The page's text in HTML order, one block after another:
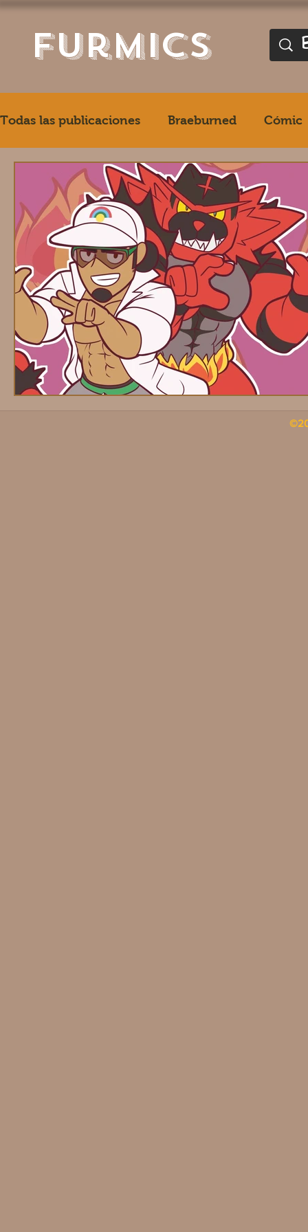
furmics
Todas las publicaciones Braeburned Cómic
Zaush (Adam Wan) Juano Gabshiba
Takemoto Sigma X Repzzmonster
Cooner Agitype01 Sollyz NaruEver
HerrAardy Naop [Anything] Tolok